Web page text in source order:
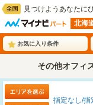
見つけようあなたに
北海
お気に入り条件
その他オフィ
指定なし/指